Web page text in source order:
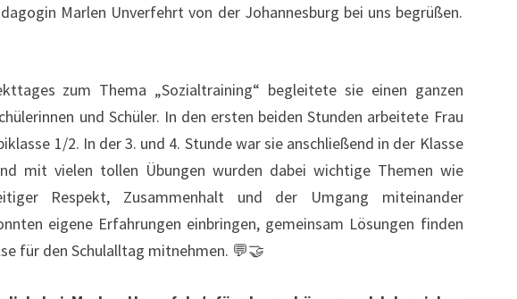
Marlen Unverfehrt von der Johannesburg bei uns begrüßen.
zum Thema „Sozialtraining“ begleitete sie einen ganzen
und Schüler. In den ersten beiden Stunden arbeitete Frau
1/2. In der 3. und 4. Stunde war sie anschließend in der Klasse
mit vielen tollen Übungen wurden dabei wichtige Themen wie
Respekt, Zusammenhalt und der Umgang miteinander
eigene Erfahrungen einbringen, gemeinsam Lösungen finden
für den Schulalltag mitnehmen. 💬🤝